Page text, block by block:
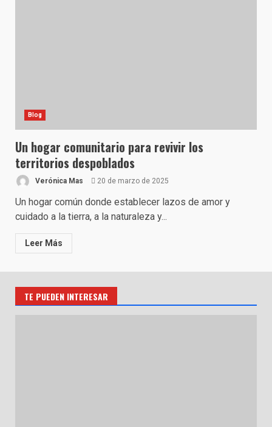
Blog
Un hogar comunitario para revivir los
territorios despoblados
Verónica Mas 20 de marzo de 2025
Un hogar común donde establecer lazos de amor y
cuidado a la tierra, a la naturaleza y...
Leer Más
TE PUEDEN INTERESAR